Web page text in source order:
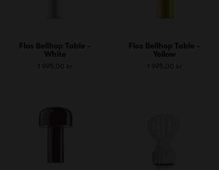
Flos Bellhop Table -
White
1 995,00 kr
Flos Bellhop Table -
Yellow
1 995,00 kr